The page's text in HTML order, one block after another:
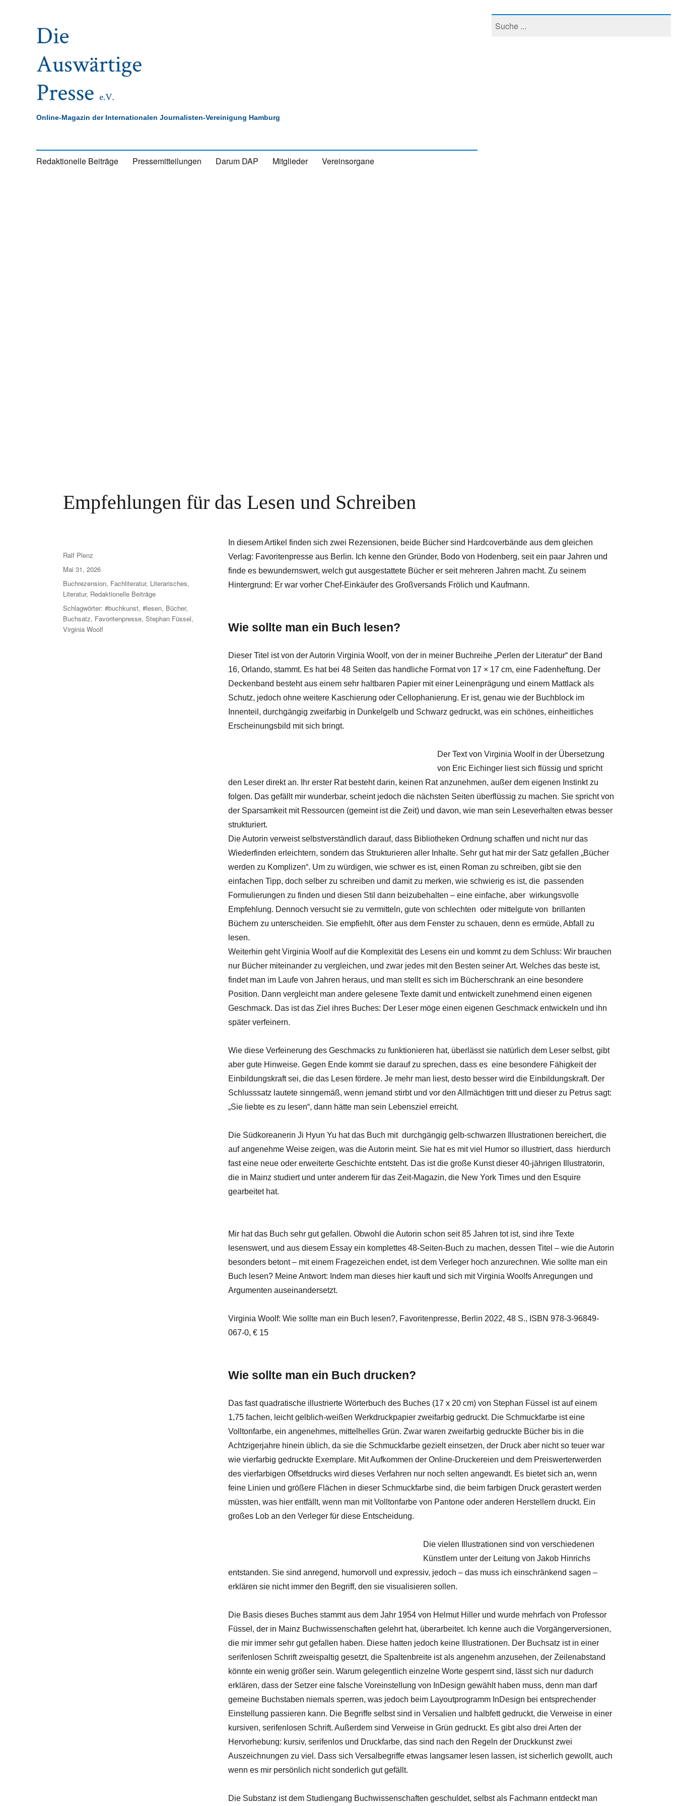
Online-Magazin der Internationalen Journalisten-Vereinigung Hamburg
Redaktionelle Beiträge Pressemitteilungen Darum DAP Mitglieder Vereinsorgane
Empfehlungen für das Lesen und Schreiben
In diesem Artikel finden sich zwei Rezensionen, beide Bücher sind Hardcoverbände aus dem gleichen
Verlag: Favoritenpresse aus Berlin. Ich kenne den Gründer, Bodo von Hodenberg, seit ein paar Jahren und
finde es bewundernswert, welch gut ausgestattete Bücher er seit mehreren Jahren macht. Zu seinem
Hintergrund: Er war vorher Chef-Einkäufer des Großversands Frölich und Kaufmann.
Wie sollte man ein Buch lesen?
Dieser Titel ist von der Autorin Virginia Woolf, von der in meiner Buchreihe „Perlen der Literatur“ der Band
16, Orlando, stammt. Es hat bei 48 Seiten das handliche Format von 17 × 17 cm, eine Fadenheftung. Der
Deckenband besteht aus einem sehr haltbaren Papier mit einer Leinenprägung und einem Mattlack als
Schutz, jedoch ohne weitere Kaschierung oder Cellophanierung. Er ist, genau wie der Buchblock im
Innenteil, durchgängig zweifarbig in Dunkelgelb und Schwarz gedruckt, was ein schönes, einheitliches
Erscheinungsbild mit sich bringt.
Der Text von Virginia Woolf in der Übersetzung
von Eric Eichinger liest sich flüssig und spricht
den Leser direkt an. Ihr erster Rat besteht darin, keinen Rat anzunehmen, außer dem eigenen Instinkt zu
folgen. Das gefällt mir wunderbar, scheint jedoch die nächsten Seiten überflüssig zu machen. Sie spricht von
der Sparsamkeit mit Ressourcen (gemeint ist die Zeit) und davon, wie man sein Leseverhalten etwas besser
strukturiert.
Die Autorin verweist selbstverständlich darauf, dass Bibliotheken Ordnung schaffen und nicht nur das
Wiederfinden erleichtern, sondern das Strukturieren aller Inhalte. Sehr gut hat mir der Satz gefallen „Bücher
werden zu Komplizen“. Um zu würdigen, wie schwer es ist, einen Roman zu schreiben, gibt sie den
einfachen Tipp, doch selber zu schreiben und damit zu merken, wie schwierig es ist, die passenden
Formulierungen zu finden und diesen Stil dann beizubehalten – eine einfache, aber wirkungsvolle
Empfehlung. Dennoch versucht sie zu vermitteln, gute von schlechten oder mittelgute von brillanten
Büchern zu unterscheiden. Sie empfiehlt, öfter aus dem Fenster zu schauen, denn es ermüde, Abfall zu
lesen.
Weiterhin geht Virginia Woolf auf die Komplexität des Lesens ein und kommt zu dem Schluss: Wir brauchen
nur Bücher miteinander zu vergleichen, und zwar jedes mit den Besten seiner Art. Welches das beste ist,
findet man im Laufe von Jahren heraus, und man stellt es sich im Bücherschrank an eine besondere
Position. Dann vergleicht man andere gelesene Texte damit und entwickelt zunehmend einen eigenen
Geschmack. Das ist das Ziel ihres Buches: Der Leser möge einen eigenen Geschmack entwickeln und ihn
später verfeinern.
Wie diese Verfeinerung des Geschmacks zu funktionieren hat, überlässt sie natürlich dem Leser selbst, gibt
aber gute Hinweise. Gegen Ende kommt sie darauf zu sprechen, dass es eine besondere Fähigkeit der
Einbildungskraft sei, die das Lesen fördere. Je mehr man liest, desto besser wird die Einbildungskraft. Der
Schlusssatz lautete sinngemäß, wenn jemand stirbt und vor den Allmächtigen tritt und dieser zu Petrus sagt:
„Sie liebte es zu lesen“, dann hätte man sein Lebensziel erreicht.
Die Südkoreanerin Ji Hyun Yu hat das Buch mit durchgängig gelb-schwarzen Illustrationen bereichert, die
auf angenehme Weise zeigen, was die Autorin meint. Sie hat es mit viel Humor so illustriert, dass hierdurch
fast eine neue oder erweiterte Geschichte entsteht. Das ist die große Kunst dieser 40-jährigen Illustratorin,
die in Mainz studiert und unter anderem für das Zeit-Magazin, die New York Times und den Esquire
gearbeitet hat.
Mir hat das Buch sehr gut gefallen. Obwohl die Autorin schon seit 85 Jahren tot ist, sind ihre Texte
lesenswert, und aus diesem Essay ein komplettes 48-Seiten-Buch zu machen, dessen Titel – wie die Autorin
besonders betont – mit einem Fragezeichen endet, ist dem Verleger hoch anzurechnen. Wie sollte man ein
Buch lesen? Meine Antwort: Indem man dieses hier kauft und sich mit Virginia Woolfs Anregungen und
Argumenten auseinandersetzt.
Virginia Woolf: Wie sollte man ein Buch lesen?, Favoritenpresse, Berlin 2022, 48 S., ISBN 978-3-96849-
067-0, € 15
Wie sollte man ein Buch drucken?
Das fast quadratische illustrierte Wörterbuch des Buches (17 x 20 cm) von Stephan Füssel ist auf einem
1,75 fachen, leicht gelblich-weißen Werkdruckpapier zweifarbig gedruckt. Die Schmuckfarbe ist eine
Volltonfarbe, ein angenehmes, mittelhelles Grün. Zwar waren zweifarbig gedruckte Bücher bis in die
Achtzigerjahre hinein üblich, da sie die Schmuckfarbe gezielt einsetzen, der Druck aber nicht so teuer war
wie vierfarbig gedruckte Exemplare. Mit Aufkommen der Online-Druckereien und dem Preiswerterwerden
des vierfarbigen Offsetdrucks wird dieses Verfahren nur noch selten angewandt. Es bietet sich an, wenn
feine Linien und größere Flächen in dieser Schmuckfarbe sind, die beim farbigen Druck gerastert werden
müssten, was hier entfällt, wenn man mit Volltonfarbe von Pantone oder anderen Herstellern druckt. Ein
großes Lob an den Verleger für diese Entscheidung.
Die vielen Illustrationen sind von verschiedenen
Künstlern unter der Leitung von Jakob Hinrichs
entstanden. Sie sind anregend, humorvoll und expressiv, jedoch – das muss ich einschränkend sagen –
erklären sie nicht immer den Begriff, den sie visualisieren sollen.
Die Basis dieses Buches stammt aus dem Jahr 1954 von Helmut Hiller und wurde mehrfach von Professor
Füssel, der in Mainz Buchwissenschaften gelehrt hat, überarbeitet. Ich kenne auch die Vorgängerversionen,
die mir immer sehr gut gefallen haben. Diese hatten jedoch keine Illustrationen. Der Buchsatz ist in einer
serifenlosen Schrift zweispaltig gesetzt, die Spaltenbreite ist als angenehm anzusehen, der Zeilenabstand
könnte ein wenig größer sein. Warum gelegentlich einzelne Worte gesperrt sind, lässt sich nur dadurch
erklären, dass der Setzer eine falsche Voreinstellung von InDesign gewählt haben muss, denn man darf
gemeine Buchstaben niemals sperren, was jedoch beim Layoutprogramm InDesign bei entsprechender
Einstellung passieren kann. Die Begriffe selbst sind in Versalien und halbfett gedruckt, die Verweise in einer
kursiven, serifenlosen Schrift. Außerdem sind Verweise in Grün gedruckt. Es gibt also drei Arten der
Hervorhebung: kursiv, serifenlos und Druckfarbe, das sind nach den Regeln der Druckkunst zwei
Auszeichnungen zu viel. Dass sich Versalbegriffe etwas langsamer lesen lassen, ist sicherlich gewollt, auch
wenn es mir persönlich nicht sonderlich gut gefällt.
Die Substanz ist dem Studiengang Buchwissenschaften geschuldet, selbst als Fachmann entdeckt man
Ralf Plenz
Mai 31, 2026
Buchrezension, Fachliteratur, Literarisches,
Literatur, Redaktionelle Beiträge
Schlagwörter: #buchkunst, #lesen, Bücher,
Buchsatz, Favoritenpresse, Stephan Füssel,
Virginia Woolf